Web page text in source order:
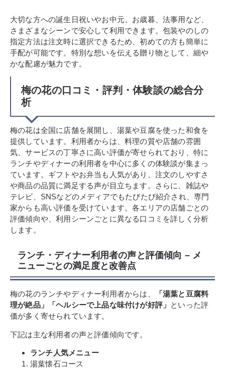
大切な方への誕生日祝いやお中元、お歳暮、法事用など、
さまざまなシーンで安心して利用できます。包装やのしの
指定方法は注文時に選択できるため、初めての方も簡単に
手配が可能です。特別な想いを伝える贈り物として、細や
かな配慮が魅力です。
梅の花の口コミ・評判・体験談の総合分
析
梅の花は全国に店舗を展開し、湯葉や豆腐を使った和食を
提供しています。利用者からは、料理の質や店舗の雰囲
気、サービスの丁寧さに高い評価が寄せられており、特に
ランチやディナーの利用者を中心に多くの体験談が集まっ
ています。ギフトやお弁当も人気があり、注文のしやすさ
や商品の品質に満足する声が目立ちます。さらに、雑誌や
テレビ、SNSなどのメディアでもたびたび紹介され、専門
家からも高い評価を受けています。各エリアの店舗ごとの
評価傾向や、利用シーンごとに異なる口コミを詳しく分析
します。
ランチ・ディナー利用者の声と評価傾向 – メ
ニューごとの満足度と改善点
梅の花のランチやディナー利用者からは、
「湯葉と豆腐料
理が絶品」「ヘルシーで上品な味付けが好評」 といった評
価が多く寄せられています。
下記は主な利用者の声と評価傾向です。
ランチ人気メニュー
湯葉懐石コース